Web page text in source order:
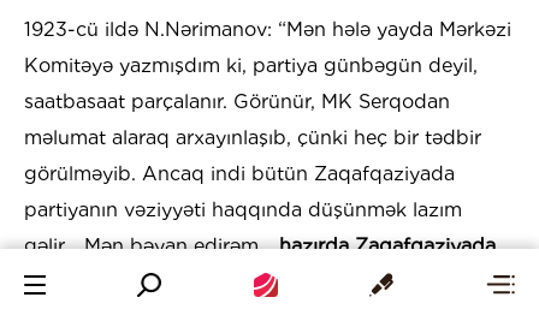
1923-cü ildə N.Nərimanov: “Mən hələ yayda Mərkəzi
Komitəyə yazmışdım ki, partiya günbəgün deyil,
saatbasaat parçalanır. Görünür, MK Serqodan
məlumat alaraq arxayınlaşıb, çünki heç bir tədbir
görülməyib. Ancaq indi bütün Zaqafqaziyada
partiyanın vəziyyəti haqqında düşünmək lazım
gəlir… Mən bəyan edirəm…hazırda Zaqafqaziyada
bizim hakimiyyətimiz yalnız süngü gücünə yaşayır.